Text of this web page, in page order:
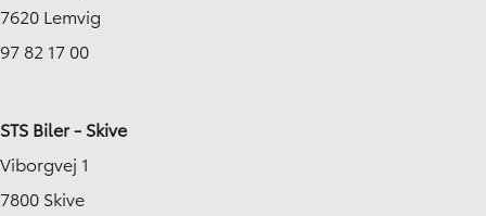
7620 Lemvig
97 82 17 00
STS Biler - Skive
Viborgvej 1
7800 Skive